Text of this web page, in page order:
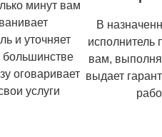
минут вам
и уточняет
большинстве
оговаривает
услуги
В
исполнитель
вам,
выдает